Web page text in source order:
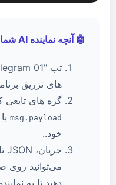
🤖 آنچه نماینده AI شما برای شما خواهد ساخت:
های تزریق
گره های
msg.payload
خود..
جریان، JSON تایید شده و غیره...